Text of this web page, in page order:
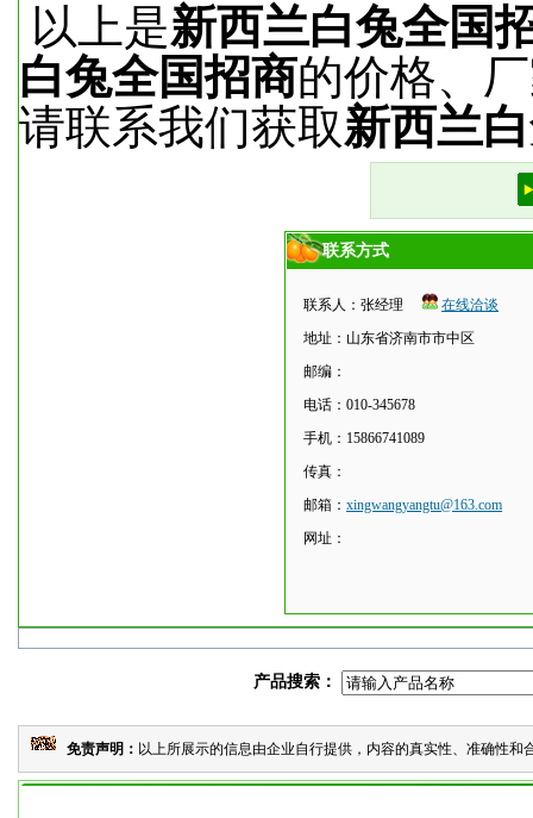
以上是新西兰白兔全国
白兔全国招商的价格、
请联系我们获取新西兰
联系方式
联系人：张经理
在线洽谈
地址：山东省济南市市中区
邮编：
电话：010-345678
手机：15866741089
传真：
邮箱： xingwangyangtu@163.com
网址：
产品搜索：
免责声明： 以上所展示的信息由企业自行提供，内容的真实性、准确性